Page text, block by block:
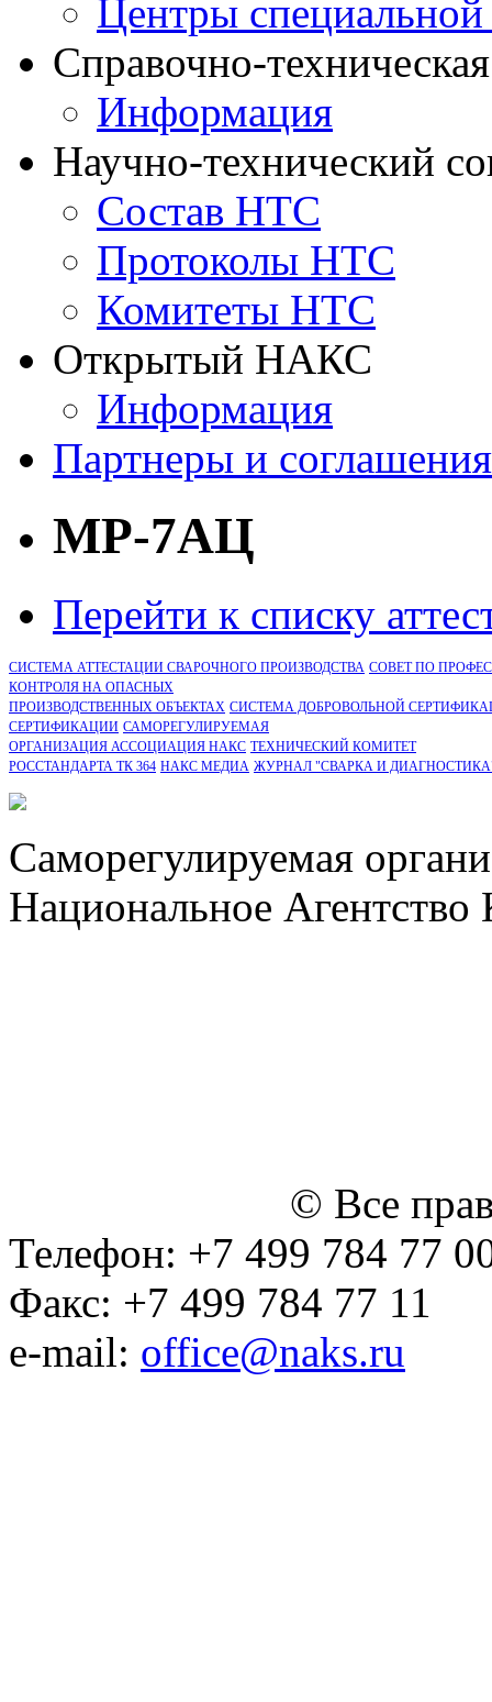
Центры
Справочно-
Информация
Научно-технический
Состав НТС
Протоколы НТС
Комитеты НТС
Открытый НАКС
Информация
Партнеры и соглашения
МР-7АЦ
Перейти к списку
СИСТЕМА АТТЕСТАЦИИ СВАРОЧНОГО ПРОИЗВОДСТВА СОВЕТ ПО
КОНТРОЛЯ НА ОПАСНЫХ
ПРОИЗВОДСТВЕННЫХ ОБЪЕКТАХ СИСТЕМА ДОБРОВОЛЬНОЙ
CЕРТИФИКАЦИИ САМОРЕГУЛИРУЕМАЯ
ОРГАНИЗАЦИЯ АССОЦИАЦИЯ НАКС ТЕХНИЧЕСКИЙ КОМИТЕТ
РОССТАНДАРТА ТК 364 НАКС МЕДИА ЖУРНАЛ "СВАРКА И
Саморегулируемая
Национальное Агентство
© Все
Телефон: +7 499 784 77
Факс: +7 499 784 77 11
e-mail: office@naks.ru